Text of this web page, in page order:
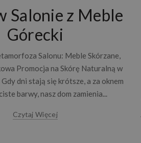
Salonie z Meble
Górecki
Salonu: Meble Skórzane,
Promocja na Skórę Naturalną w
dni stają się krótsze, a za oknem
barwy, nasz dom zamienia...
Czytaj Więcej